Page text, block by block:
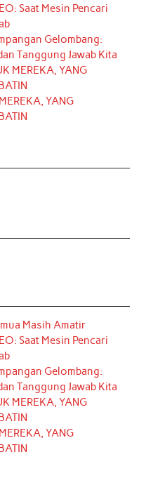
Saat Mesin Pencari
Gelombang:
Tanggung Jawab Kita
MEREKA, YANG
YANG
Masih Amatir
Saat Mesin Pencari
Gelombang:
Tanggung Jawab Kita
MEREKA, YANG
YANG